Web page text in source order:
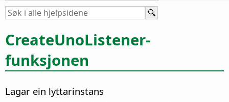
CreateUnoListener-
funksjonen
Lagar ein lyttarinstans